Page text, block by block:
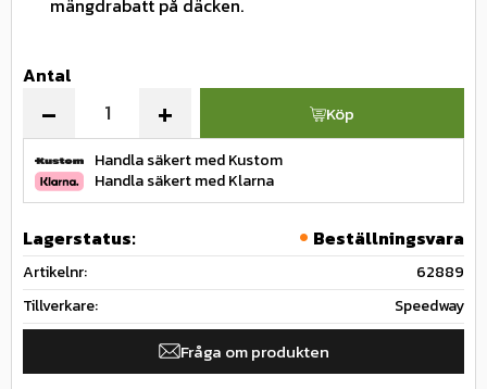
mängdrabatt på däcken.
Antal
+
- Köp
Handla säkert med Kustom
Handla säkert med Klarna
Lagerstatus Beställningsvara
Artikelnr
62889
Tillverkare
Speedway
Fråga om produkten